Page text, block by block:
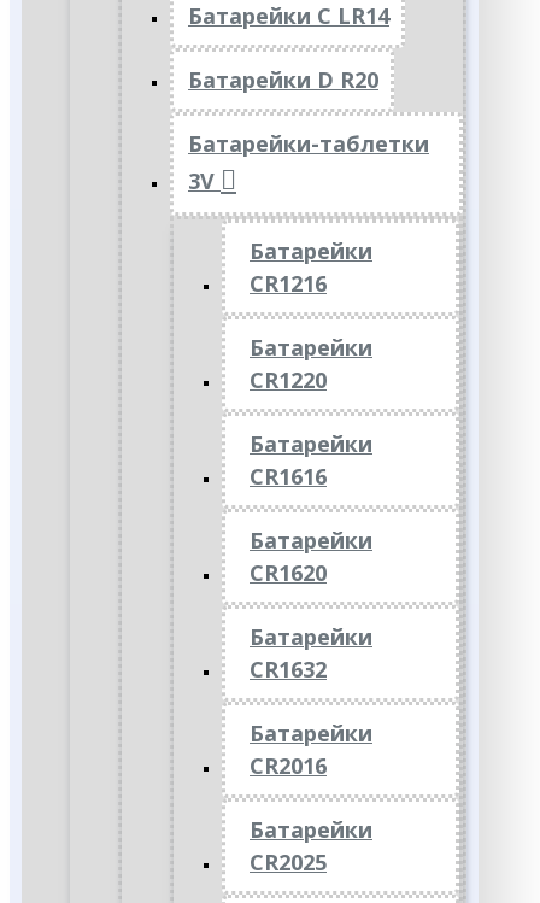
Батарейки C LR14
Батарейки D R20
Батарейки-таблетки
3V
Батарейки
CR1216
Батарейки
CR1220
Батарейки
CR1616
Батарейки
CR1620
Батарейки
CR1632
Батарейки
CR2016
Батарейки
CR2025